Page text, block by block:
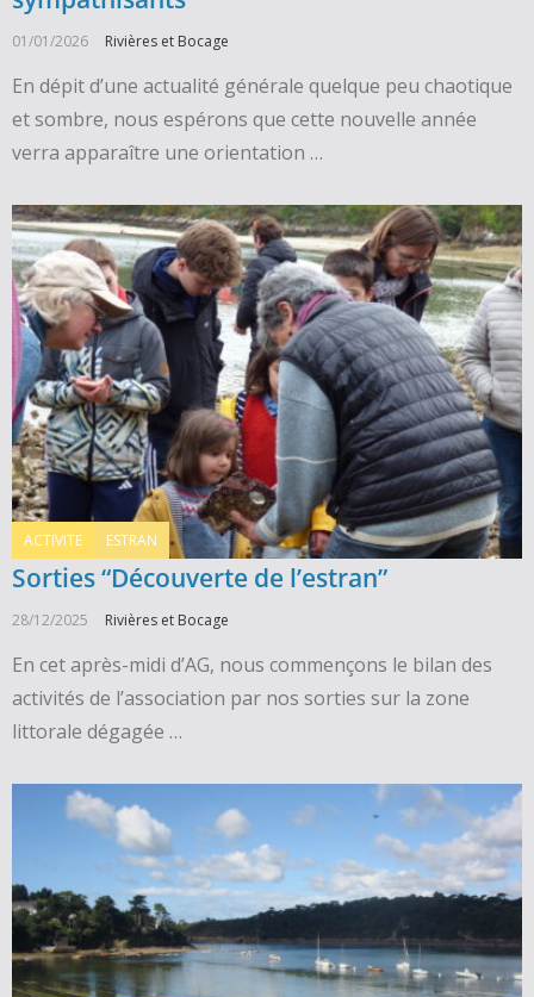
01/01/2026 Rivières et Bocage
En dépit d’une actualité générale quelque peu chaotique
et sombre, nous espérons que cette nouvelle année
verra apparaître une orientation …
ACTIVITE ESTRAN
Sorties “Découverte de l’estran”
28/12/2025 Rivières et Bocage
En cet après-midi d’AG, nous commençons le bilan des
activités de l’association par nos sorties sur la zone
littorale dégagée …